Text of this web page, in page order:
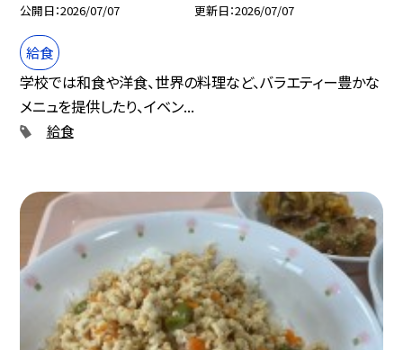
公開日 2026/07/07 更新日 2026/07/07
給食
学校では和食や洋食、世界の料理など、バラエティー豊かな
メニュを提供したり、イベン...
給食